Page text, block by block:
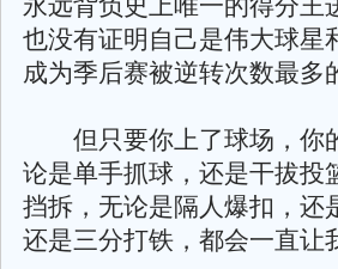
永远背负史上唯一的得分王
也没有证明自己是伟大球星
成为季后赛被逆转次数最多
但只要你上了球场，你
论是单手抓球，还是干拔投
挡拆，无论是隔人爆扣，还
还是三分打铁，都会一直让